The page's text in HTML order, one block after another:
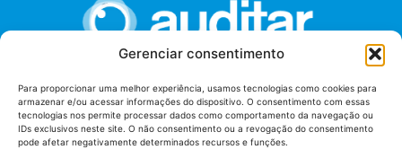
Gerenciar consentimento
Para proporcionar uma melhor experiência, usamos tecnologias como cookies para
armazenar e/ou acessar informações do dispositivo. O consentimento com essas
tecnologias nos permite processar dados como comportamento da navegação ou
IDs exclusivos neste site. O não consentimento ou a revogação do consentimento
pode afetar negativamente determinados recursos e funções.
União dos Auditores Federais de Controle Externo -
AUDITAR
Setor de Administração Federal Sul (SAF/Sul), Qd. 04, Lt. 01